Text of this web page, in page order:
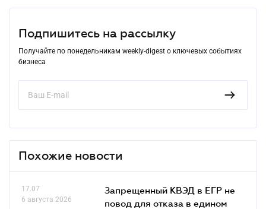
Подпишитесь на рассылку
Получайте по понедельникам weekly-digest о ключевых событиях
бизнеса
Похожие новости
17.07
6 августа 2026
Запрещенный КВЭД в ЕГР не
повод для отказа в едином